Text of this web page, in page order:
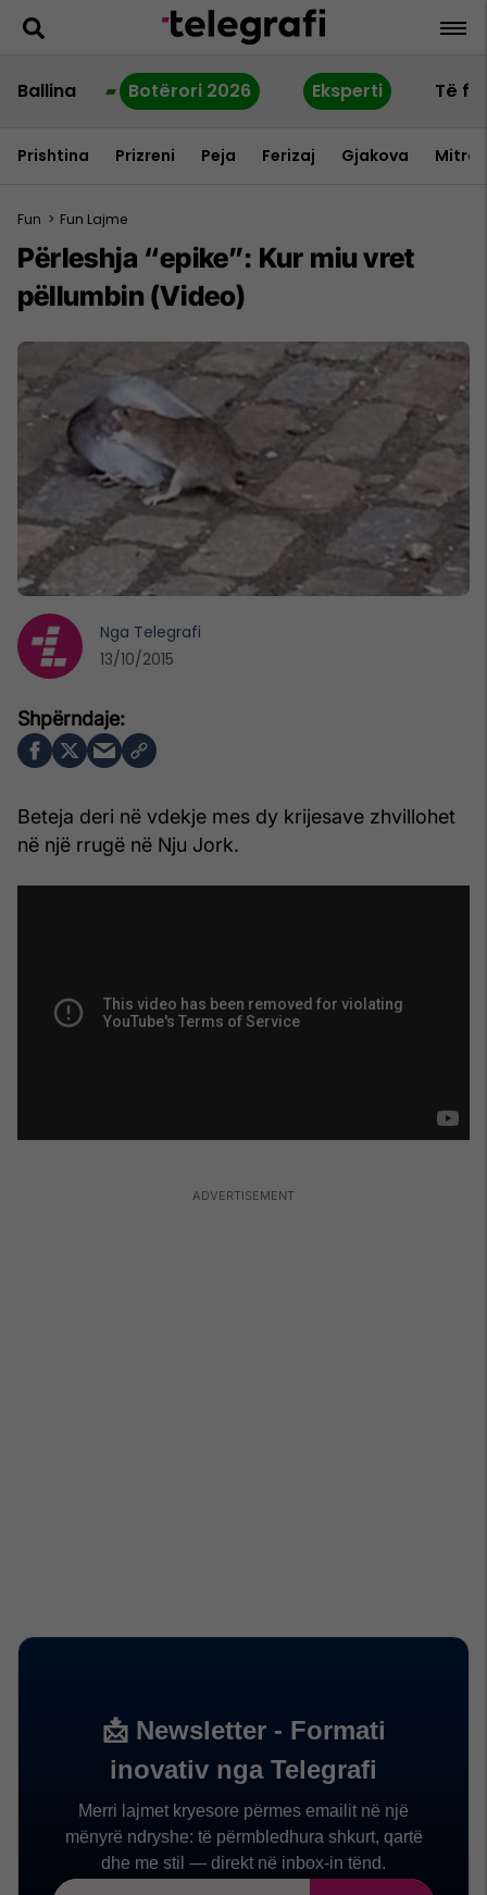
Ballina Botërori 2026 Eksperti Të
Prishtina Prizreni Peja Ferizaj Gjakova
Fun > Fun Lajme
Përleshja “epike”: Kur miu vret
pëllumbin (Video)
Beteja deri në vdekje mes dy krijesave zhvillohet
në një rrugë në Nju Jork.
Nga Telegrafi
13/10/2015